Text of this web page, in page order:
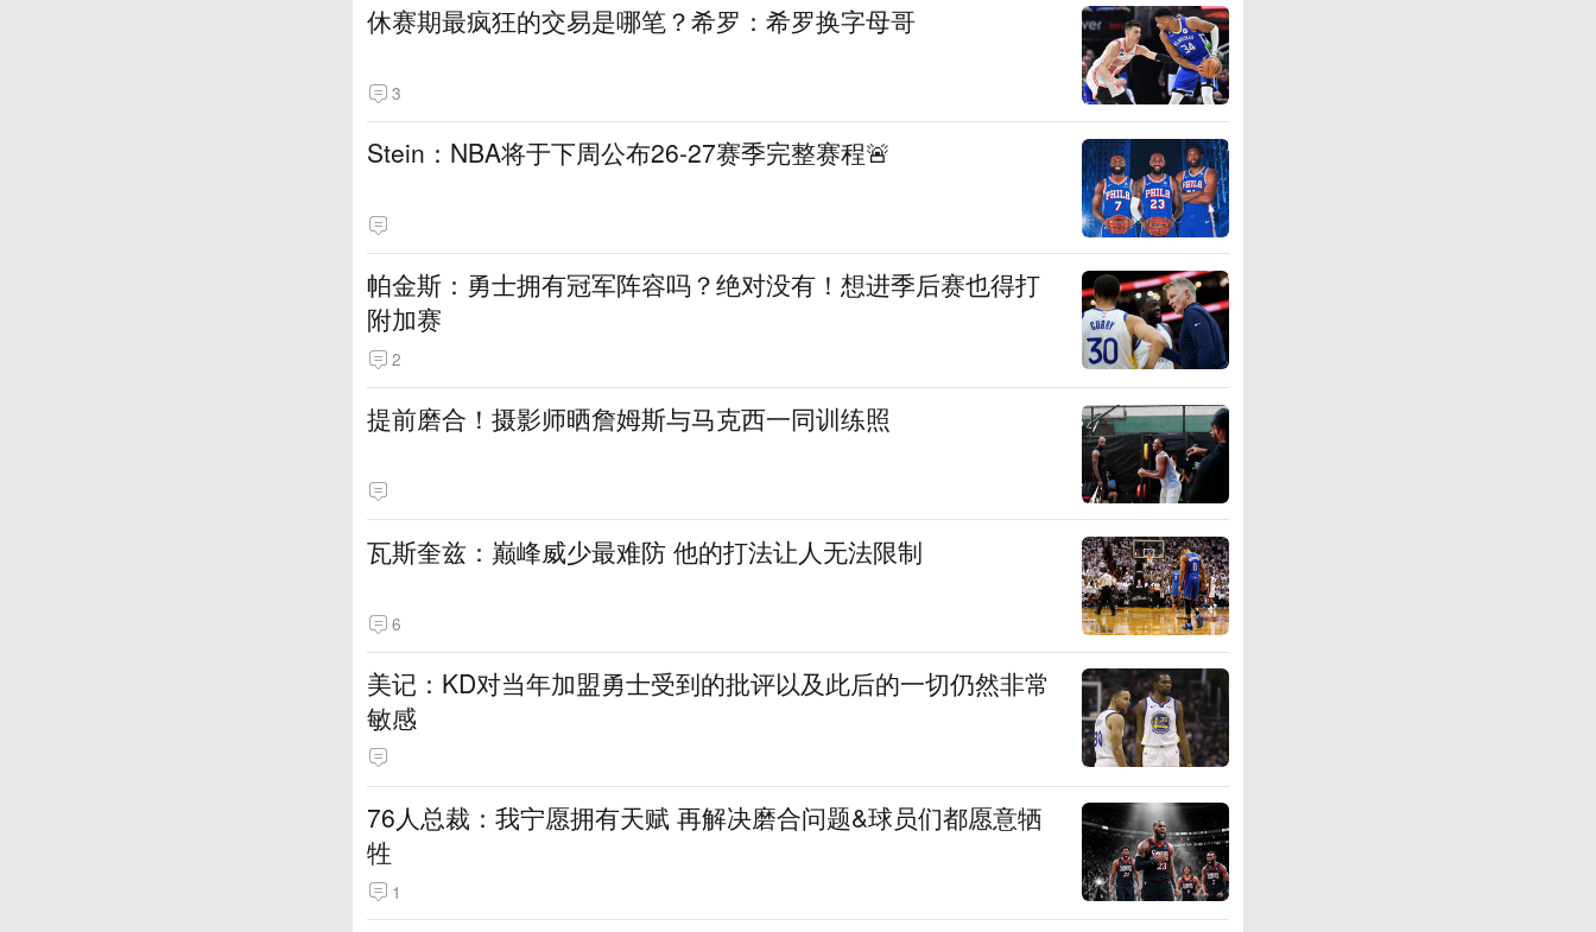
休赛期最疯狂的交易是哪笔？希罗：希罗换字母哥
3
Stein：NBA将于下周公布26-27赛季完整赛程🚨
帕金斯：勇士拥有冠军阵容吗？绝对没有！想进季后赛也得打
附加赛
2
提前磨合！摄影师晒詹姆斯与马克西一同训练照
瓦斯奎兹：巅峰威少最难防 他的打法让人无法限制
6
美记：KD对当年加盟勇士受到的批评以及此后的一切仍然非常
敏感
76人总裁：我宁愿拥有天赋 再解决磨合问题&球员们都愿意牺
牲
1